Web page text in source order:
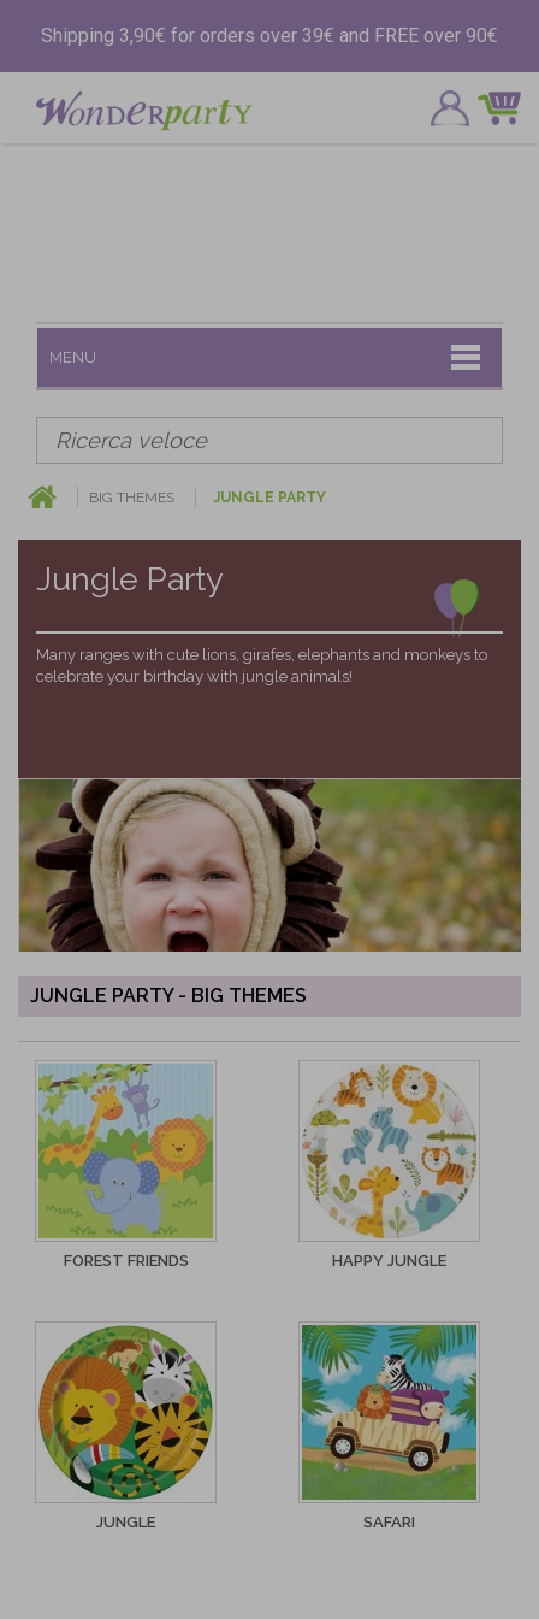
Shipping 3,90€ for orders over 39€ and FREE over 90€
MENU
BIG THEMES JUNGLE PARTY
Jungle Party
Many ranges with cute lions, girafes, elephants and monkeys to
celebrate your birthday with jungle animals!
JUNGLE PARTY - BIG THEMES
FOREST FRIENDS HAPPY JUNGLE
JUNGLE SAFARI